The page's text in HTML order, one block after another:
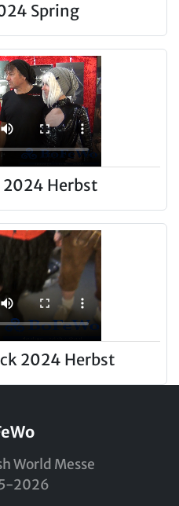
Spring
2024 Herbst
2024 Herbst
World Messe
2026